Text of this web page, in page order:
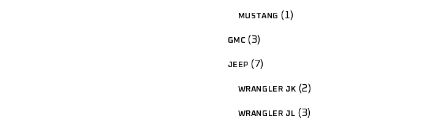
MUSTANG 1
GMC 3
JEEP 7
WRANGLER JK 2
WRANGLER JL 3